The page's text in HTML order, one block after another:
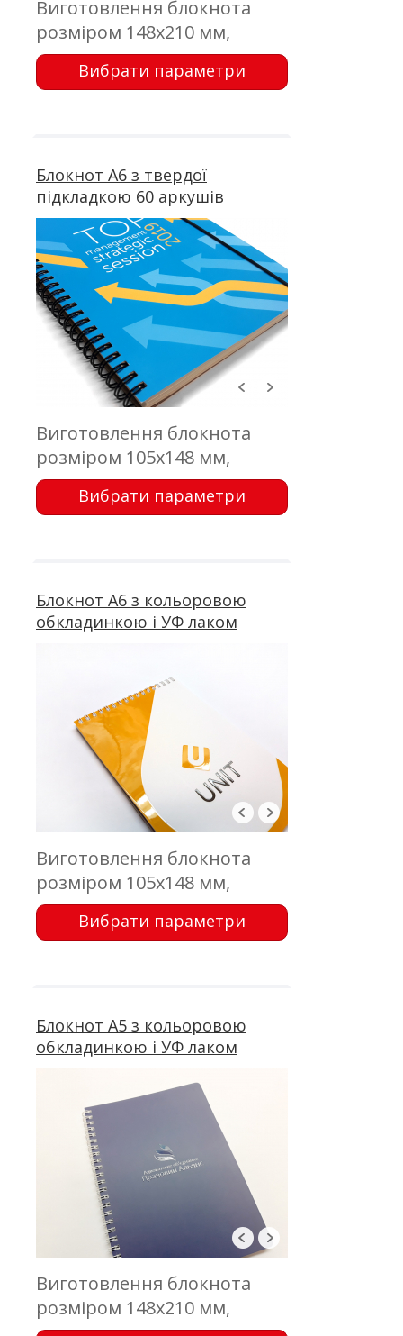
Виготовлення блокнота
розміром 148х210 мм,
обкладинка - 350 г/м2;
підкладка - палітурний
Вибрати параметри
Блокнот А6 з твердої
підкладкою 60 аркушів
Виготовлення блокнота
розміром 105х148 мм,
обкладинка - 350 г/м2;
підкладка - палітурний
Вибрати параметри
Блокнот А6 з кольоровою
обкладинкою і УФ лаком
Виготовлення блокнота
розміром 105х148 мм,
обкладинка - цифровий
друк з вибірковим УФ
Вибрати параметри
Блокнот А5 з кольоровою
обкладинкою і УФ лаком
Виготовлення блокнота
розміром 148х210 мм,